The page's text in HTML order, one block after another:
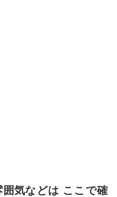
気などは ここで確